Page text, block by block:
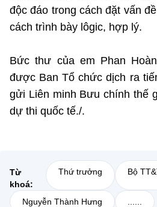
độc đáo trong cách đặt vấn
cách trình bày lôgic, hợp lý.
Bức thư của em Phan
được Ban Tổ chức dịch ra
gửi Liên minh Bưu chính thế
dự thi quốc tế./.
Từ
khoá:
Thứ trưởng Bộ
Nguyễn Thành Hưng